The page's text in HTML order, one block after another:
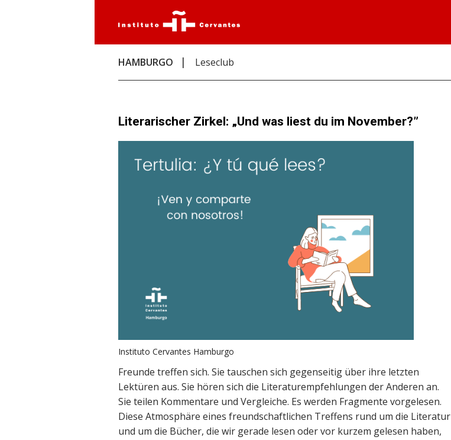
HAMBURGO Leseclub
Literarischer Zirkel: „Und was liest du im November?”
Instituto Cervantes Hamburgo
Freunde treffen sich. Sie tauschen sich gegenseitig über ihre letzten
Lektüren aus. Sie hören sich die Literaturempfehlungen der Anderen an.
Sie teilen Kommentare und Vergleiche. Es werden Fragmente vorgelesen.
Diese Atmosphäre eines freundschaftlichen Treffens rund um die Literatur
und um die Bücher, die wir gerade lesen oder vor kurzem gelesen haben,